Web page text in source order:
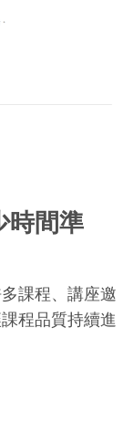
時間準
課程、講座邀
程品質持續進